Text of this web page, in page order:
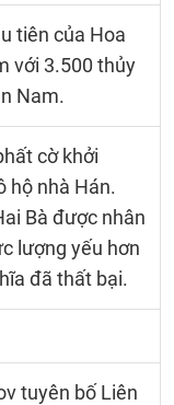
tiên của Hoa
với 3.500 thủy
Nam.
cờ khởi
hộ nhà Hán.
Bà được nhân
lượng yếu hơn
đã thất bại.
tuyên bố Liên